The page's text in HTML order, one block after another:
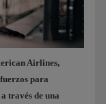
Airlines,
para
través de una